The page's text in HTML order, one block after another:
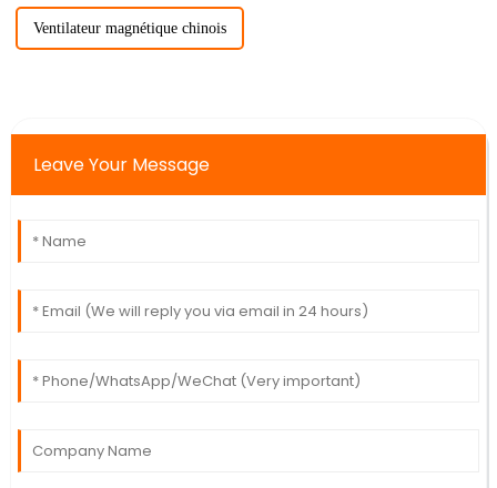
Ventilateur magnétique chinois
Leave Your Message